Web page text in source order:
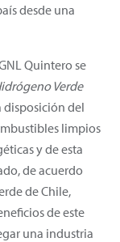
desde una
Quintero se
Verde
del
limpios
y de esta
de acuerdo
de Chile,
de este
una industria